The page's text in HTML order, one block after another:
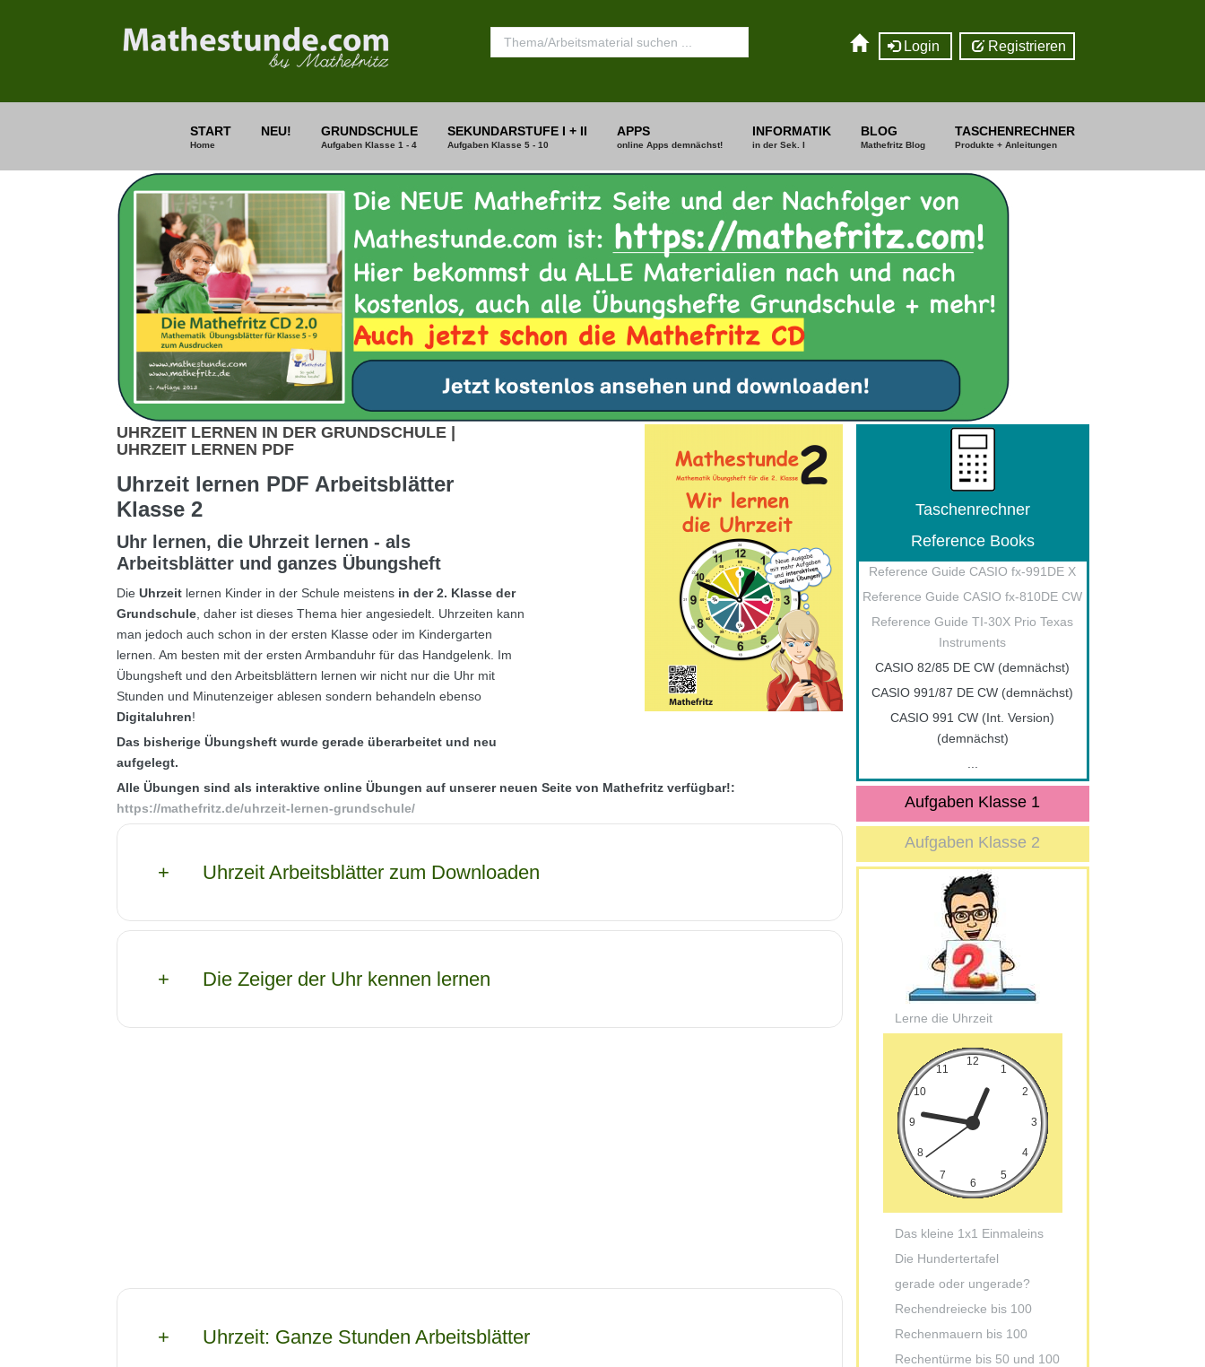
Login Registrieren
START
Home
NEU! GRUNDSCHULE
Aufgaben Klasse 1 - 4
SEKUNDARSTUFE I + II
Aufgaben Klasse 5 - 10
APPS
online Apps demnächst!
INFORMATIK
in der Sek. I
BLOG
Mathefritz Blog
TASCHENRECHNER
Produkte + Anleitungen
UHRZEIT LERNEN IN DER GRUNDSCHULE |
UHRZEIT LERNEN PDF
Uhrzeit lernen PDF Arbeitsblätter
Klasse 2
Uhr lernen, die Uhrzeit lernen - als
Arbeitsblätterund ganzes Übungsheft
Die Uhrzeitlernen Kinder in der Schule meistensin der 2. Klasse der
Grundschule, daher ist dieses Thema hier angesiedelt. Uhrzeiten kann
man jedoch auch schon in der ersten Klasse oder im Kindergarten
lernen. Am besten mit der ersten Armbanduhr für das Handgelenk. Im
Übungsheft und den Arbeitsblättern lernen wir nicht nur die Uhr mit
Stunden und Minutenzeiger ablesen sondern behandeln ebenso
Digitaluhren!
Das bisherige Übungsheft wurde gerade überarbeitet und neu
aufgelegt.
Alle Übungen sind als interaktive online Übungen auf unserer neuen Seite von Mathefritz verfügbar!:
https://mathefritz.de/uhrzeit-lernen-grundschule/
Uhrzeit Arbeitsblätter zum Downloaden
Die Zeiger der Uhr kennen lernen
Uhrzeit: Ganze Stunden Arbeitsblätter
Taschenrechner
Reference Books
Reference Guide CASIO fx-991DE X
Reference Guide CASIO fx-810DE CW
Reference Guide TI-30X Prio Texas
Instruments
CASIO 82/85 DE CW (demnächst)
CASIO 991/87 DE CW (demnächst)
CASIO 991 CW (Int. Version)
(demnächst)
Aufgaben Klasse 1
Aufgaben Klasse 2
Lerne die Uhrzeit
Das kleine 1x1 Einmaleins
Die Hundertertafel
gerade oder ungerade?
Rechendreiecke bis 100
Rechenmauern bis 100
Rechentürme bis 50 und 100